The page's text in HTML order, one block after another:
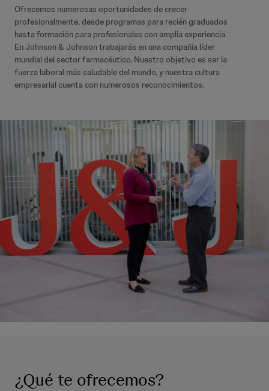
Ofrecemos numerosas oportunidades de crecer
profesionalmente, desde programas para recién graduados
hasta formación para profesionales con amplia experiencia.
En Johnson & Johnson trabajarás en una compañía líder
mundial del sector farmacéutico. Nuestro objetivo es ser la
fuerza laboral más saludable del mundo, y nuestra cultura
empresarial cuenta con numerosos reconocimientos.
¿Qué te ofrecemos?